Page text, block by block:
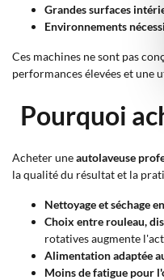
Grandes surfaces
Environnements
Ces machines ne sont pas
performances élevées et une
Pourquoi
Acheter uneautolaveuse
la qualité du résultat et la
Nettoyage et séchage
Choix entre rouleau,
rotatives augmente
Alimentation adaptée
Moins de fatigue pour